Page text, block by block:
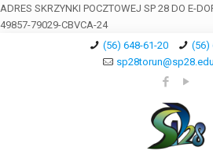
ADRES SKRZYNKI POCZTOWEJ SP 28 DO E-
49857-79029-CBVCA-24
(56) 648-61-20
(56)